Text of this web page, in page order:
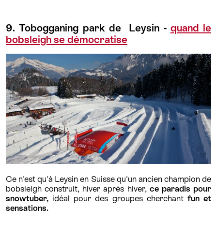
9. Tobogganing park de Leysin - quand le
bobsleigh se démocratise
Ce n'est qu'à Leysin en Suisse qu'un ancien champion de
bobsleigh construit, hiver après hiver, ce paradis pour
snowtuber, idéal pour des groupes cherchantfun et
sensations.